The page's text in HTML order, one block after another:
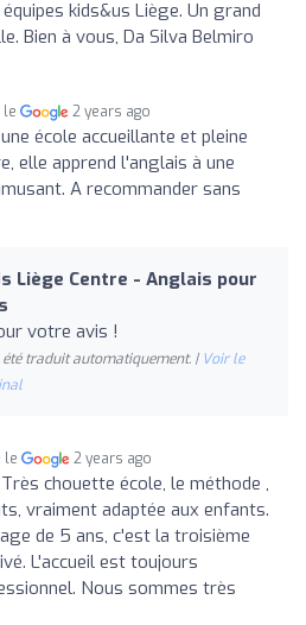
kids&us Liège. Un grand
Bien à vous, Da Silva Belmiro
le 2 years ago
une école accueillante et pleine
elle apprend l'anglais à une
A recommander sans
Liège Centre - Anglais pour
votre avis !
été traduit automatiquement. | Voir le
le 2 years ago
Très chouette école, le méthode ,
vraiment adaptée aux enfants.
de 5 ans, c'est la troisième
L'accueil est toujours
Nous sommes très